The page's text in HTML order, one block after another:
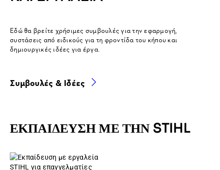
Εδώ θα βρείτε χρήσιμες συμβουλές για την εφαρμογή,
συστάσεις από ειδικούς για τη φροντίδα του κήπου και
δημιουργικές ιδέες για έργα.
Συμβουλές & Ιδέες
ΕΚΠΑΙΔΕΥΣΗ ΜΕ ΤΗΝ STIHL